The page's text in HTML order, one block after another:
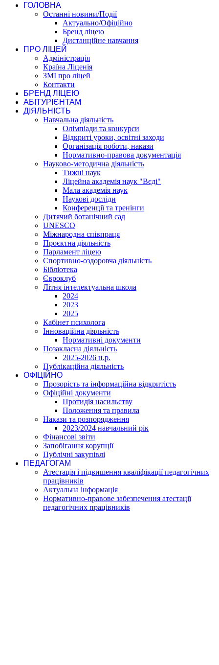
ГОЛОВНА
Останні новини/Події
Актуально/Офіційно
Бренд ліцею
Дистанційне навчання
ПРО ЛІЦЕЙ
Адміністрація
Країна Ліценія
ЗМІ про ліцей
Контакти
БРЕНД ЛІЦЕЮ
АБІТУРІЄНТАМ
ДІЯЛЬНІСТЬ
Навчальна діяльність
Олімпіади та конкурси
Відкриті уроки, освітні заходи
Організація роботи, накази
Нормативно-правова документація
Науково-методична діяльність
Тижні наук
Ліцейна академія наук "Вєді"
Мала академія наук
Наукові досліди
Конференції та тренінги
Дитячий ботанічний сад
UNESCO
Міжнародна співпраця
Проєктна діяльність
Парламент ліцею
Спортивно-оздоровча діяльність
Бібліотека
Євроклуб
Літня інтелектуальна школа
2024
2023
2025
Кабінет психолога
Інноваційна діяльність
Нормативні документи
Позакласна діяльність
2025-2026 н.р.
Публікаційна діяльність
ОФІЦІЙНО
Прозорість та інформаційна відкритість
Офіційні документи
Протидія насильству
Положення та правила
Накази та розпорядження
2023/2024 навчальний рік
Фінансові звіти
Запобігання корупції
Публічні закупівлі
ПЕДАГОГАМ
Атестація і підвишення кваліфікації педагогічних
працівників
Актуальна інформація
Нормативно-правове забезпечення атестації
педагогічних працівників